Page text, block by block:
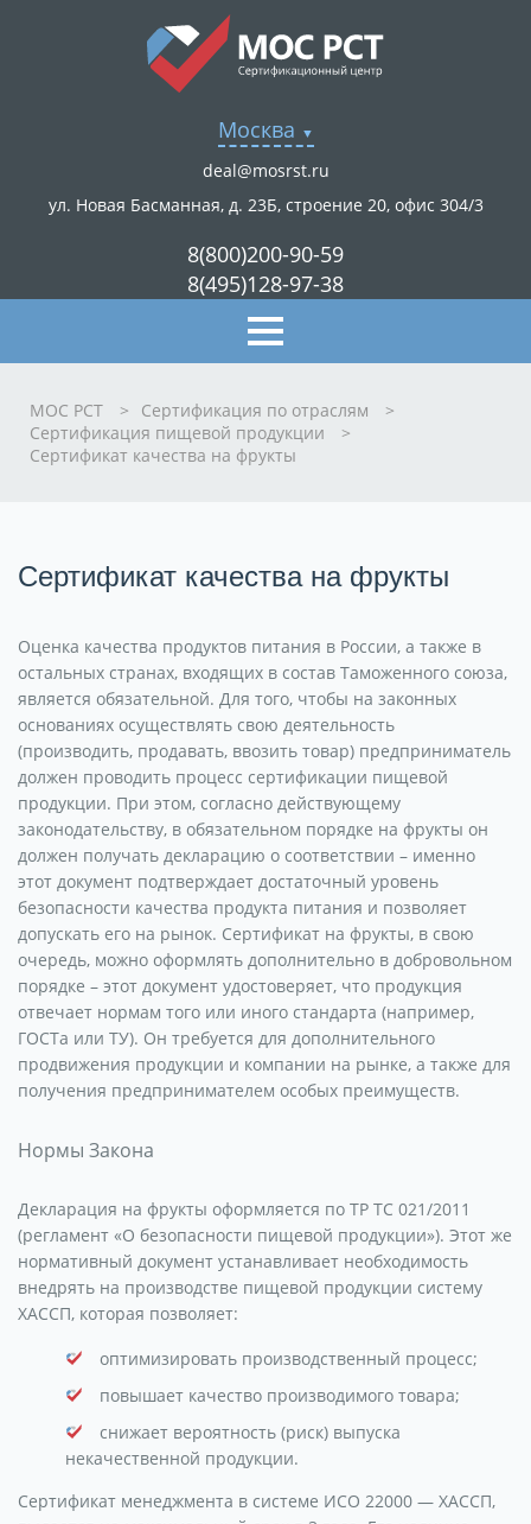
Москва
deal@mosrst.ru
ул. Новая Басманная, д. 23Б, строение 20, офис 304/3
8(800)200-90-59
8(495)128-97-38
МОС РСТ > Сертификация по отраслям
>
Сертификация пищевой продукции
>
Сертификат качества на фрукты
Сертификат качества на фрукты
Оценка качества продуктов питания в России, а также в
остальных странах, входящих в состав Таможенного союза,
является обязательной. Для того, чтобы на законных
основаниях осуществлять свою деятельность
(производить, продавать, ввозить товар) предприниматель
должен проводить процесс сертификации пищевой
продукции. При этом, согласно действующему
законодательству, в обязательном порядке на фрукты он
должен получать декларацию о соответствии – именно
этот документ подтверждает достаточный уровень
безопасности качества продукта питания и позволяет
допускать его на рынок. Сертификат на фрукты, в свою
очередь, можно оформлять дополнительно в добровольном
порядке – этот документ удостоверяет, что продукция
отвечает нормам того или иного стандарта (например,
ГОСТа или ТУ). Он требуется для дополнительного
продвижения продукции и компании на рынке, а также для
получения предпринимателем особых преимуществ.
Нормы Закона
Декларация на фрукты оформляется по ТР ТС 021/2011
(регламент «О безопасности пищевой продукции»). Этот же
нормативный документ устанавливает необходимость
внедрять на производстве пищевой продукции систему
ХАССП, которая позволяет:
оптимизировать производственный процесс;
повышает качество производимого товара;
снижает вероятность (риск) выпуска
некачественной продукции.
Сертификат менеджмента в системе ИСО 22000 — ХАССП,